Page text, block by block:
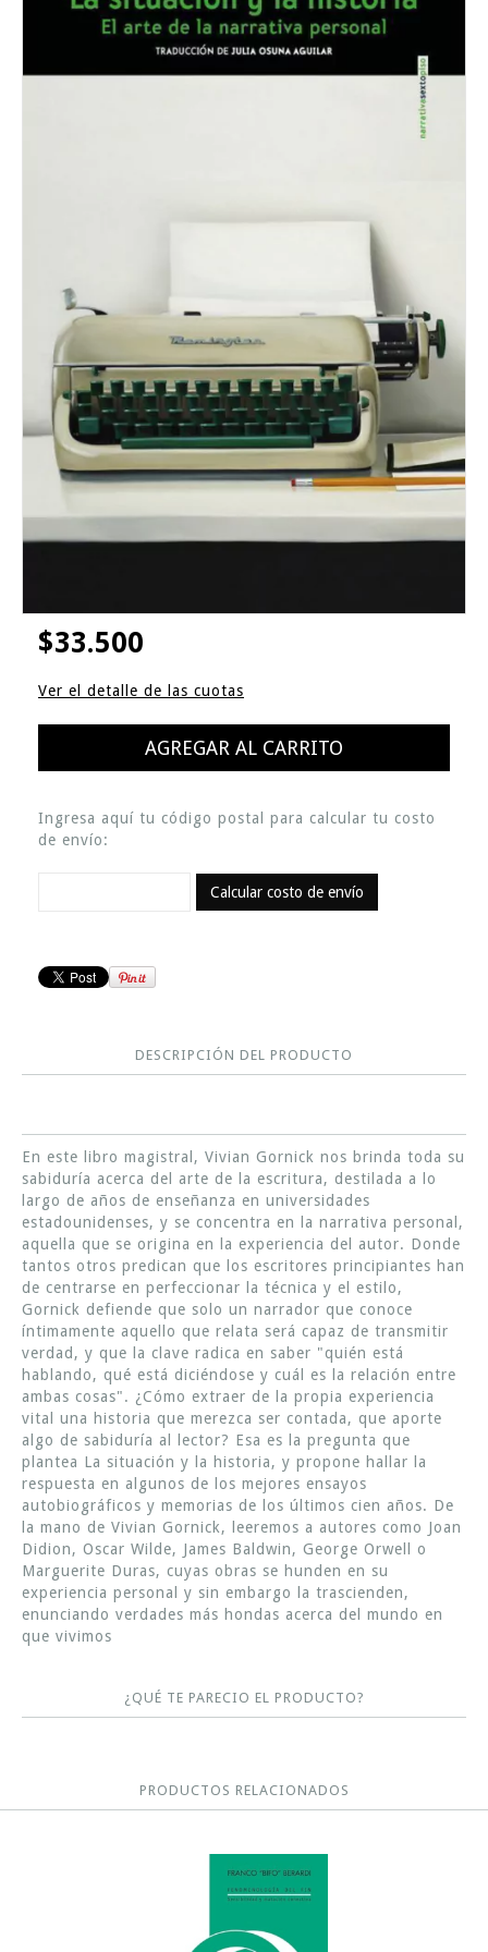
$33.500
Ver el detalle de las cuotas
Ingresa aquí tu código postal para calcular tu costo
de envío:
Calcular costo de envío
DESCRIPCIÓN DEL PRODUCTO
En este libro magistral, Vivian Gornick nos brinda toda su
sabiduría acerca del arte de la escritura, destilada a lo
largo de años de enseñanza en universidades
estadounidenses, y se concentra en la narrativa personal,
aquella que se origina en la experiencia del autor. Donde
tantos otros predican que los escritores principiantes han
de centrarse en perfeccionar la técnica y el estilo,
Gornick defiende que solo un narrador que conoce
íntimamente aquello que relata será capaz de transmitir
verdad, y que la clave radica en saber "quién está
hablando, qué está diciéndose y cuál es la relación entre
ambas cosas". ¿Cómo extraer de la propia experiencia
vital una historia que merezca ser contada, que aporte
algo de sabiduría al lector? Esa es la pregunta que
plantea La situación y la historia, y propone hallar la
respuesta en algunos de los mejores ensayos
autobiográficos y memorias de los últimos cien años. De
la mano de Vivian Gornick, leeremos a autores como Joan
Didion, Oscar Wilde, James Baldwin, George Orwell o
Marguerite Duras, cuyas obras se hunden en su
experiencia personal y sin embargo la trascienden,
enunciando verdades más hondas acerca del mundo en
que vivimos
¿QUÉ TE PARECIO EL PRODUCTO?
PRODUCTOS RELACIONADOS